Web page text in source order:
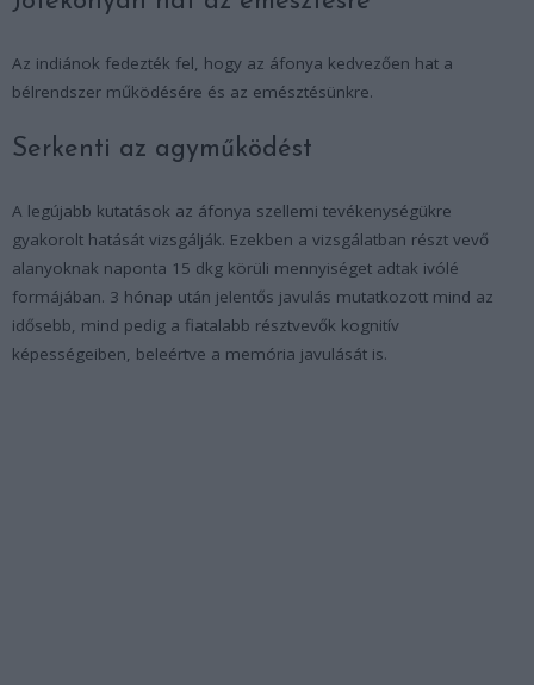
Az indiánok fedezték fel, hogy az áfonya kedvezően hat a
bélrendszer működésére és az emésztésünkre.
Serkenti az agyműködést
A legújabb kutatások az áfonya szellemi tevékenységükre
gyakorolt hatását vizsgálják. Ezekben a vizsgálatban részt vevő
alanyoknak naponta 15 dkg körüli mennyiséget adtak ivólé
formájában. 3 hónap után jelentős javulás mutatkozott mind az
idősebb, mind pedig a fiatalabb résztvevők kognitív
képességeiben, beleértve a memória javulását is.